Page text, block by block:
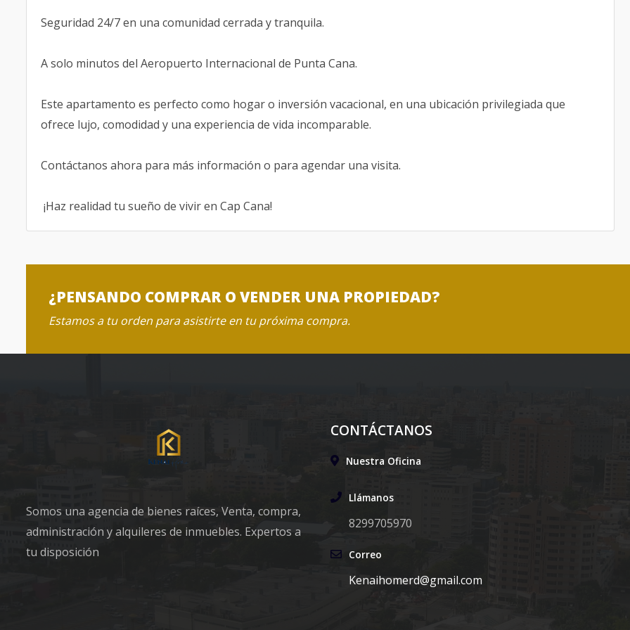
Seguridad 24/7 en una comunidad cerrada y tranquila.
A solo minutos del Aeropuerto Internacional de Punta Cana.
Este apartamento es perfecto como hogar o inversión vacacional, en una ubicación privilegiada que
ofrece lujo, comodidad y una experiencia de vida incomparable.
Contáctanos ahora para más información o para agendar una visita.
¡Haz realidad tu sueño de vivir en Cap Cana!
¿PENSANDO COMPRAR O VENDER UNA PROPIEDAD?
Estamos a tu orden para asistirte en tu próxima compra.
Somos una agencia de bienes raíces, Venta, compra,
administración y alquileres de inmuebles. Expertos a
tu disposición
CONTÁCTANOS
Nuestra Oficina
Llámanos
8299705970
Correo
Kenaihomerd@gmail.com